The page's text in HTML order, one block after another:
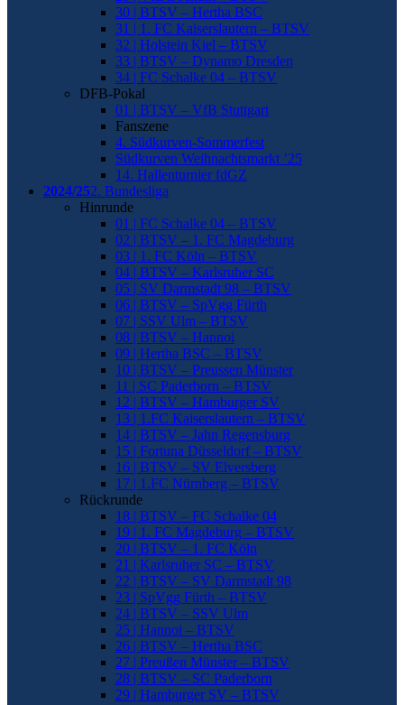
30 | BTSV – Hertha BSC
31 | 1. FC Kaiserslautern – BTSV
32 | Holstein Kiel – BTSV
33 | BTSV – Dynamo Dresden
34 | FC Schalke 04 – BTSV
DFB-Pokal
01 | BTSV – VfB Stuttgart
Fanszene
4. Südkurven-Sommerfest
Südkurven Weihnachtsmarkt ’25
14. Hallenturnier fdGZ
2024/252. Bundesliga
Hinrunde
01 | FC Schalke 04 – BTSV
02 | BTSV – 1. FC Magdeburg
03 | 1. FC Köln – BTSV
04 | BTSV – Karlsruher SC
05 | SV Darmstadt 98 – BTSV
06 | BTSV – SpVgg Fürth
07 | SSV Ulm – BTSV
08 | BTSV – Hannoi
09 | Hertha BSC – BTSV
10 | BTSV – Preussen Münster
11 | SC Paderborn – BTSV
12 | BTSV – Hamburger SV
13 | 1.FC Kaiserslautern – BTSV
14 | BTSV – Jahn Regensburg
15 | Fortuna Düsseldorf – BTSV
16 | BTSV – SV Elversberg
17 | 1.FC Nürnberg – BTSV
Rückrunde
18 | BTSV – FC Schalke 04
19 | 1. FC Magdeburg – BTSV
20 | BTSV – 1. FC Köln
21 | Karlsruher SC – BTSV
22 | BTSV – SV Darmstadt 98
23 | SpVgg Fürth – BTSV
24 | BTSV – SSV Ulm
25 | Hannoi – BTSV
26 | BTSV – Hertha BSC
27 | Preußen Münster – BTSV
28 | BTSV – SC Paderborn
29 | Hamburger SV – BTSV